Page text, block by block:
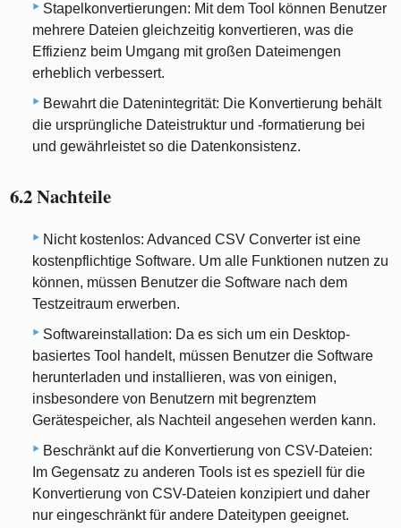
Stapelkonvertierungen: Mit dem Tool können Benutzer
mehrere Dateien gleichzeitig konvertieren, was die
Effizienz beim Umgang mit großen Dateimengen
erheblich verbessert.
Bewahrt die Datenintegrität: Die Konvertierung behält
die ursprüngliche Dateistruktur und -formatierung bei
und gewährleistet so die Datenkonsistenz.
6.2 Nachteile
Nicht kostenlos: Advanced CSV Converter ist eine
kostenpflichtige Software. Um alle Funktionen nutzen zu
können, müssen Benutzer die Software nach dem
Testzeitraum erwerben.
Softwareinstallation: Da es sich um ein Desktop-
basiertes Tool handelt, müssen Benutzer die Software
herunterladen und installieren, was von einigen,
insbesondere von Benutzern mit begrenztem
Gerätespeicher, als Nachteil angesehen werden kann.
Beschränkt auf die Konvertierung von CSV-Dateien:
Im Gegensatz zu anderen Tools ist es speziell für die
Konvertierung von CSV-Dateien konzipiert und daher
nur eingeschränkt für andere Dateitypen geeignet.